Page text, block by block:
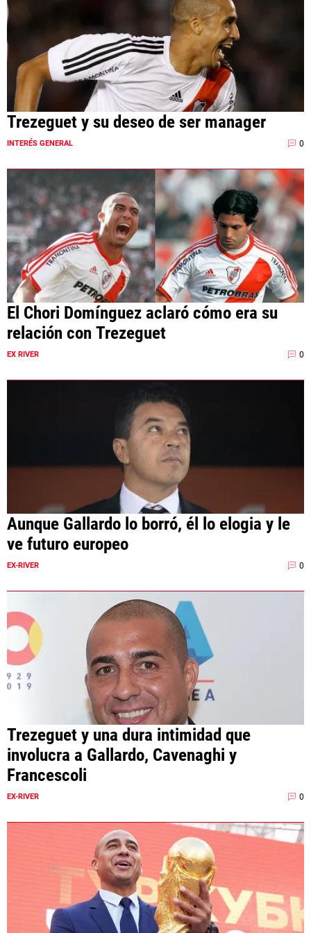
Trezeguet y su deseo de ser manager
INTERÉS GENERAL 0
El Chori Domínguez aclaró cómo era su
relación con Trezeguet
EX RIVER 0
Aunque Gallardo lo borró, él lo elogia y le
ve futuro europeo
EX-RIVER 0
Trezeguet y una dura intimidad que
involucra a Gallardo, Cavenaghi y
Francescoli
EX-RIVER 0